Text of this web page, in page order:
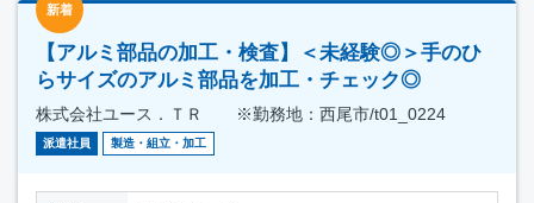
新着
【アルミ部品の加工・検査】＜未経験◎＞手のひ
らサイズのアルミ部品を加工・チェック◎
株式会社ユース．ＴＲ ※勤務地：西尾市/t01_0224
派遣社員 製造・組立・加工